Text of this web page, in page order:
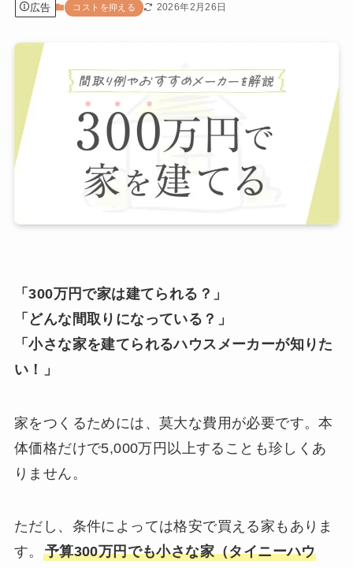
広告 コストを抑える 2026年2月26日
「300万円で家は建てられる？」
「どんな間取りになっている？」
「小さな家を建てられるハウスメーカーが知りた
い！」
家をつくるためには、莫大な費用が必要です。本
体価格だけで5,000万円以上することも珍しくあ
りません。
ただし、条件によっては格安で買える家もありま
す。 予算300万円でも小さな家（タイニーハウ